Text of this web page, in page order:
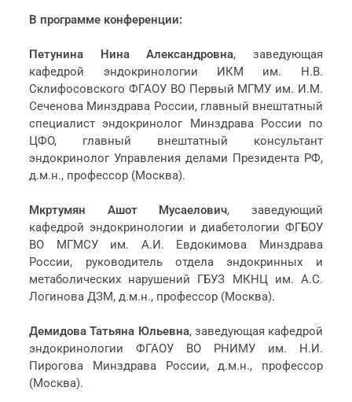
В программе конференции:
Петунина Нина Александровна, заведующая
кафедрой эндокринологии ИКМ им. Н.В.
Склифосовского ФГАОУ ВО Первый МГМУ им. И.М.
Сеченова Минздрава России, главный внештатный
специалист эндокринолог Минздрава России по
ЦФО, главный внештатный консультант
эндокринолог Управления делами Президента РФ,
д.м.н., профессор (Москва).
Мкртумян Ашот Мусаелович, заведующий
кафедрой эндокринологии и диабетологии ФГБОУ
ВО МГМСУ им. А.И. Евдокимова Минздрава
России, руководитель отдела эндокринных и
метаболических нарушений ГБУЗ МКНЦ им. А.С.
Логинова ДЗМ, д.м.н., профессор (Москва).
Демидова Татьяна Юльевна, заведующая кафедрой
эндокринологии ФГАОУ ВО РНИМУ им. Н.И.
Пирогова Минздрава России, д.м.н., профессор
(Москва).